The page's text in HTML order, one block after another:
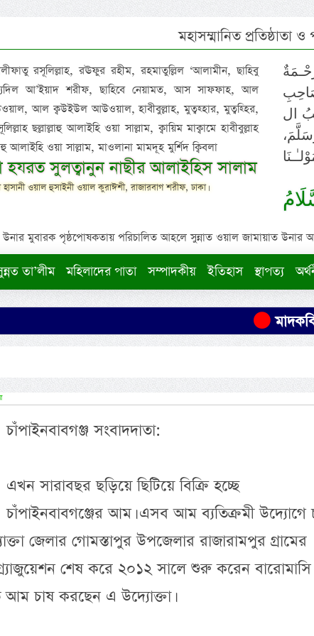
মহাসম্মানিত প্রতিষ্ঠাতা
রসূলিল্লাহ, রঊফুর রহীম, রহমাতুল্লিল ‘আলামীন, ছাহিবু
আ’ইয়াদ শরীফ, ছাহিবে নেয়ামত, আস সাফফাহ, আল
আল ক্বউইউল আউওয়াল, হাবীবুল্লাহ, মুত্বহ্হার, মুত্বহ্হির,
ছল্লাল্লাহু আলাইহি ওয়া সাল্লাম, ক্বায়িম মাক্বামে হাবীবুল্লাহ
আলাইহি ওয়া সাল্লাম, মাওলানা মামদূহ মুর্শিদ ক্বিবলা
হযরত সুলত্বানুন নাছীর আলাইহিস সালাম
ওয়াল হুসাইনী ওয়াল কুরাঈশী, রাজারবাগ শরীফ, ঢাকা।
ال
উনার মুবারক পৃষ্ঠপোষকতায় পরিচালিত আহলে সুন্নাত ওয়াল জামায়াত উনার
তা’লীম মহিলাদের পাতা সম্পাদকীয় ইতিহাস স্থাপত্য
চাঁপাইনবাবগঞ্জ সংবাদদাতা:
এখন সারাবছর ছড়িয়ে ছিটিয়ে বিক্রি হচ্ছে
চাঁপাইনবাবগঞ্জের আম। এসব আম ব্যতিক্রমী উদ্যোগে
জেলার গোমস্তাপুর উপজেলার রাজারামপুর গ্রামের
শেষ করে ২০১২ সালে শুরু করেন বারোমাসি
চাষ করছেন এ উদ্যোক্তা।